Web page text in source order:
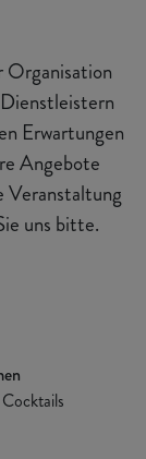
Organisation
Erwartungen
Angebote
Veranstaltung
uns bitte.